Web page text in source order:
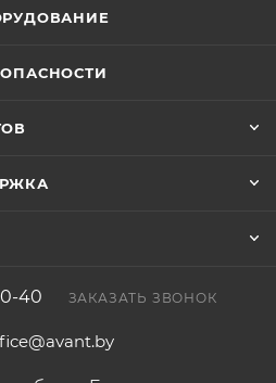
40 ЗАКАЗАТЬ ЗВОНОК